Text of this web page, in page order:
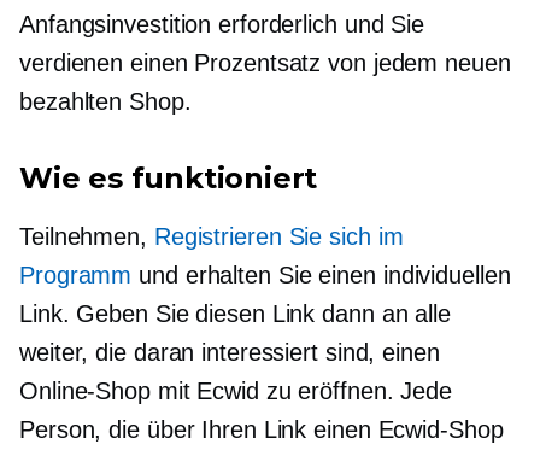
Anfangsinvestition erforderlich und Sie
verdienen einen Prozentsatz von jedem neuen
bezahlten Shop.
Wie es funktioniert
Teilnehmen, Registrieren Sie sich im
Programm und erhalten Sie einen individuellen
Link. Geben Sie diesen Link dann an alle
weiter, die daran interessiert sind, einen
Online-Shop mit Ecwid zu eröffnen. Jede
Person, die über Ihren Link einen Ecwid-Shop